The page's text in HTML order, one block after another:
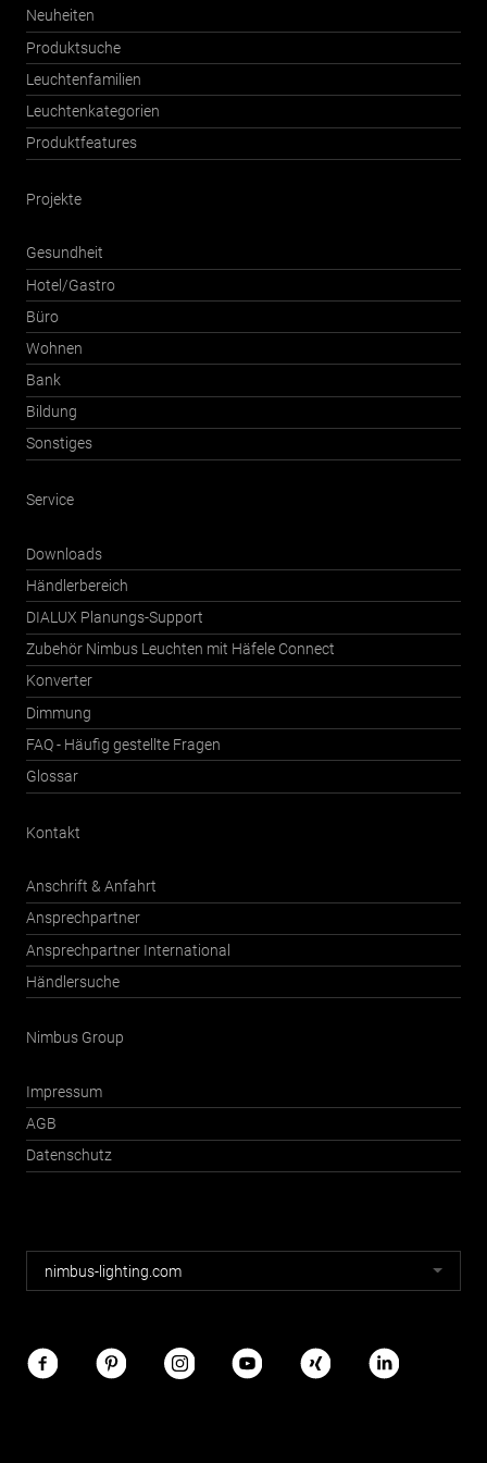
Neuheiten
Produktsuche
Leuchtenfamilien
Leuchtenkategorien
Produktfeatures
Projekte
Gesundheit
Hotel/Gastro
Büro
Wohnen
Bank
Bildung
Sonstiges
Service
Downloads
Händlerbereich
DIALUX Planungs-Support
Zubehör Nimbus Leuchten mit Häfele Connect
Konverter
Dimmung
FAQ - Häufig gestellte Fragen
Glossar
Kontakt
Anschrift & Anfahrt
Ansprechpartner
Ansprechpartner International
Händlersuche
Nimbus Group
Impressum
AGB
Datenschutz
Nimbus
Webseiten
nimbus-lighting.com
Nimbus
im